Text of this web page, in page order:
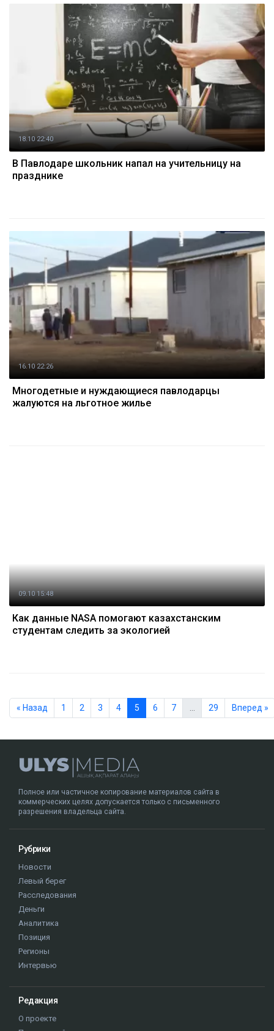
18.10 22:40
В Павлодаре школьник напал на учительницу на
празднике
16.10 22:26
Многодетные и нуждающиеся павлодарцы
жалуются на льготное жилье
09.10 15:48
Как данные NASA помогают казахстанским
студентам следить за экологией
« Назад 1 2 3 4 5 6 7 … 29 Вперед »
Полное или частичное копирование материалов сайта в
коммерческих целях допускается только с письменного
разрешения владельца сайта.
Рубрики
Новости
Левый берег
Расследования
Деньги
Аналитика
Позиция
Регионы
Интервью
Редакция
О проекте